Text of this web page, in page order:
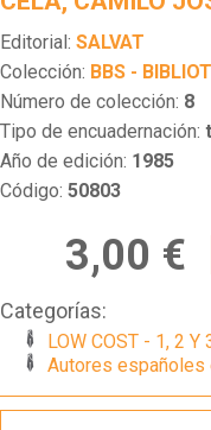
Editorial: SALVAT
Colección: BBS -
Número de colección: 8
Tipo de encuadernación:
Año de edición: 1985
Código: 50803
3,00 €
Categorías:
LOW COST - 1, 2 Y
Autores españoles